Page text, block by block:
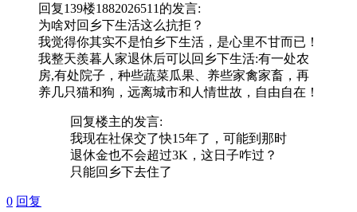
回复139楼1882026511 的发言:
为啥对回乡下生活这么抗拒？
我觉得你其实不是怕乡下生活，是心里不甘而已！
我整天羨暮人家退休后可以回乡下生活:有一处农
房,有处院子，种些蔬菜瓜果、养些家禽家畜，再
养几只猫和狗，远离城市和人情世故，自由自在！
回复楼主的发言:
我现在社保交了快15年了，可能到那时
退休金也不会超过3K，这日子咋过？
只能回乡下去住了
0 回复